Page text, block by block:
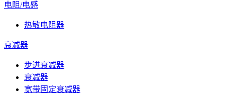
电阻/电感
热敏电阻器
衰减器
步进衰减器
衰减器
宽带固定衰减器